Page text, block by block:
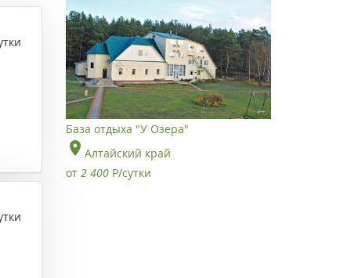
База отдыха "У Озера"
Алтайский край
от 2 400 Р/сутки